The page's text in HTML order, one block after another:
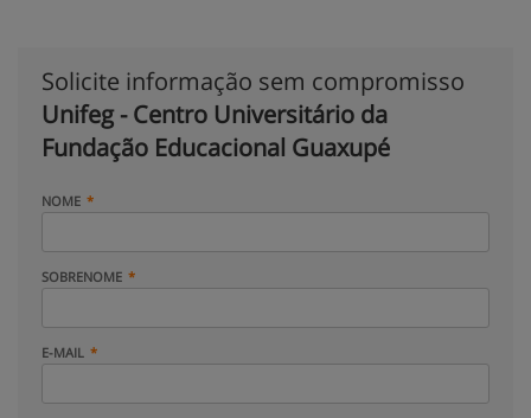
Solicite informação sem compromisso
Unifeg - Centro Universitário da
Fundação Educacional Guaxupé
NOME
SOBRENOME
E-MAIL